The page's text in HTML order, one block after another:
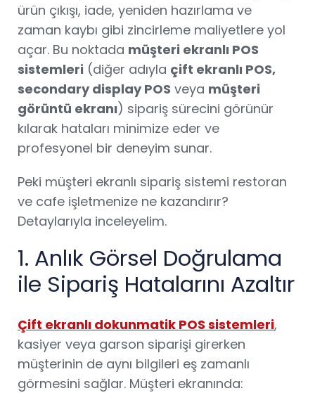
ürün çıkışı, iade, yeniden hazırlama ve
zaman kaybı gibi zincirleme maliyetlere yol
açar. Bu noktada müşteri ekranlı POS
sistemleri (diğer adıyla çift ekranlı POS,
secondary display POS veya müşteri
görüntü ekranı) sipariş sürecini görünür
kılarak hataları minimize eder ve
profesyonel bir deneyim sunar.
Peki müşteri ekranlı sipariş sistemi restoran
ve cafe işletmenize ne kazandırır?
Detaylarıyla inceleyelim.
1. Anlık Görsel Doğrulama
ile Sipariş Hatalarını Azaltır
Çift ekranlı dokunmatik POS sistemleri,
kasiyer veya garson siparişi girerken
müşterinin de aynı bilgileri eş zamanlı
görmesini sağlar. Müşteri ekranında: